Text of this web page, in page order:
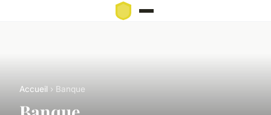
Accueil › Banque